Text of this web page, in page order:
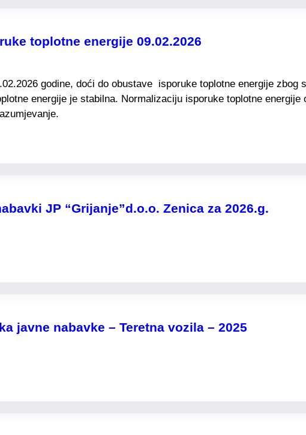
toplotne energije 09.02.2026
godine, doći do obustave isporuke toplotne energije
energije je stabilna. Normalizaciju isporuke toplotne
za strpljenje i razumjevanje.
JP “Grijanje”d.o.o. Zenica za 2026.g.
javne nabavke – Teretna vozila – 2025